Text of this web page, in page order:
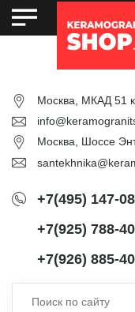
Москва, МКАД 51
Москва, Шоссе
+7(495) 147-
+7(925) 788-
+7(926) 885-